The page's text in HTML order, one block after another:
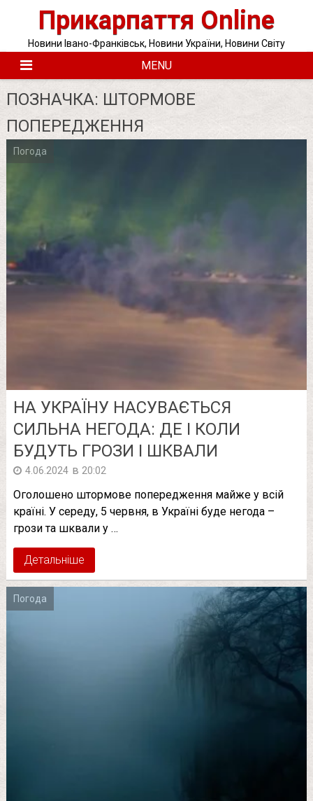
Прикарпаття Online
Новини Івано-Франківськ, Новини України, Новини Світу
MENU
ПОЗНАЧКА: ШТОРМОВЕ
ПОПЕРЕДЖЕННЯ
Погода
НА УКРАЇНУ НАСУВАЄТЬСЯ
СИЛЬНА НЕГОДА: ДЕ І КОЛИ
БУДУТЬ ГРОЗИ І ШКВАЛИ
4.06.2024 в 20:02
Оголошено штормове попередження майже у всій
країні. У середу, 5 червня, в Україні буде негода –
грози та шквали у …
Детальніше
Погода
Posts